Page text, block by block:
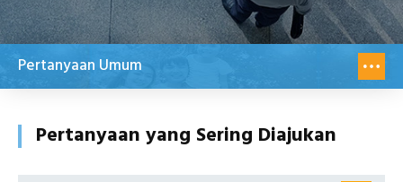
Pertanyaan Umum
Pertanyaan yang Sering Diajukan